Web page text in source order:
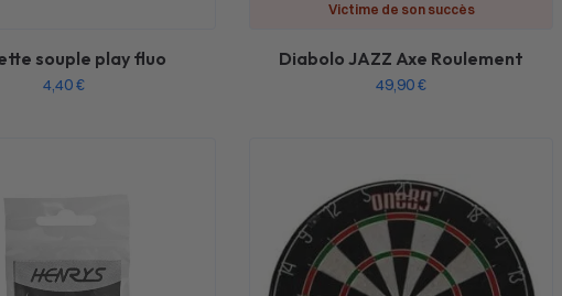
souple play fluo
4,40€
Victime de son succès
Diabolo JAZZ Axe Roulement
49,90€